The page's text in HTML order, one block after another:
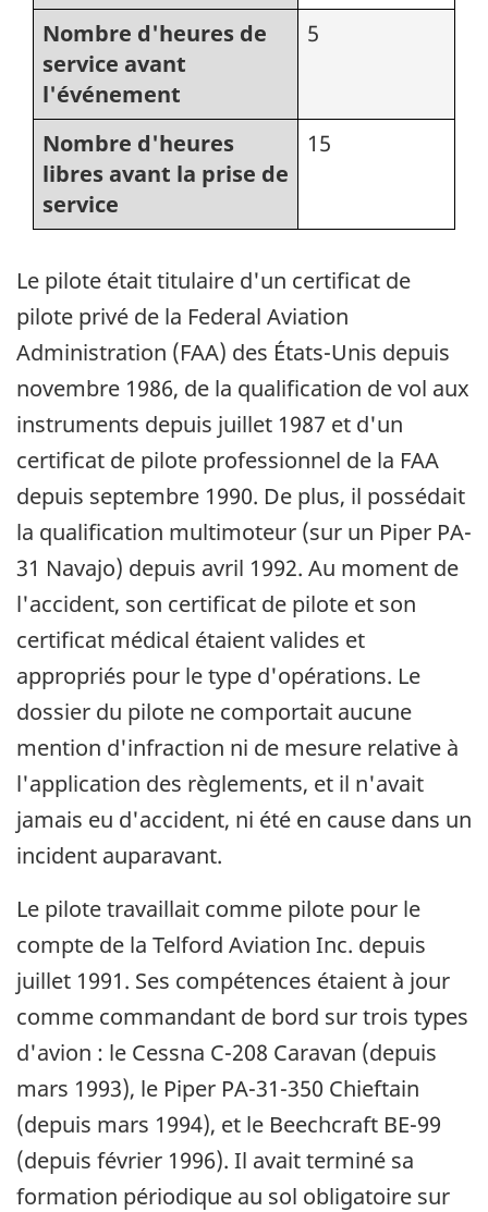
Nombre d'heures de
service avant
l'événement
5
Nombre d'heures
libres avant la prise de
service
15
Le pilote était titulaire d'un certificat de
pilote privé de la Federal Aviation
Administration (FAA) des États-Unis depuis
novembre 1986, de la qualification de vol aux
instruments depuis juillet 1987 et d'un
certificat de pilote professionnel de la FAA
depuis septembre 1990. De plus, il possédait
la qualification multimoteur (sur un Piper PA-
31 Navajo) depuis avril 1992. Au moment de
l'accident, son certificat de pilote et son
certificat médical étaient valides et
appropriés pour le type d'opérations. Le
dossier du pilote ne comportait aucune
mention d'infraction ni de mesure relative à
l'application des règlements, et il n'avait
jamais eu d'accident, ni été en cause dans un
incident auparavant.
Le pilote travaillait comme pilote pour le
compte de la Telford Aviation Inc. depuis
juillet 1991. Ses compétences étaient à jour
comme commandant de bord sur trois types
d'avion : le Cessna C-208 Caravan (depuis
mars 1993), le Piper PA-31-350 Chieftain
(depuis mars 1994), et le Beechcraft BE-99
(depuis février 1996). Il avait terminé sa
formation périodique au sol obligatoire sur